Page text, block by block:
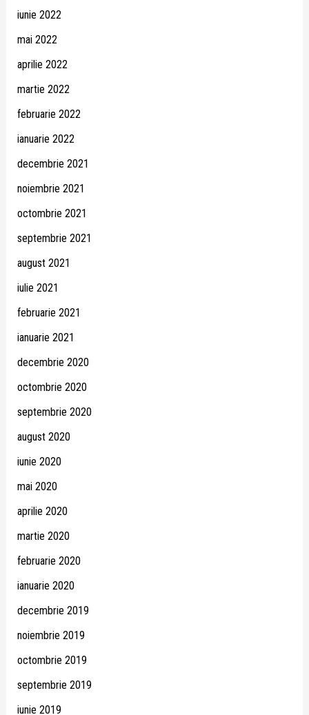
iunie 2022
mai 2022
aprilie 2022
martie 2022
februarie 2022
ianuarie 2022
decembrie 2021
noiembrie 2021
octombrie 2021
septembrie 2021
august 2021
iulie 2021
februarie 2021
ianuarie 2021
decembrie 2020
octombrie 2020
septembrie 2020
august 2020
iunie 2020
mai 2020
aprilie 2020
martie 2020
februarie 2020
ianuarie 2020
decembrie 2019
noiembrie 2019
octombrie 2019
septembrie 2019
iunie 2019